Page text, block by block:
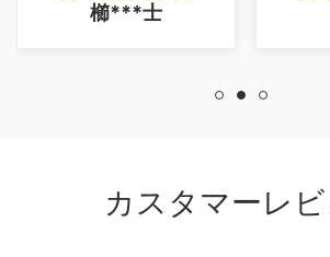
り、少し残念でした
櫛***士
カスタマーレ